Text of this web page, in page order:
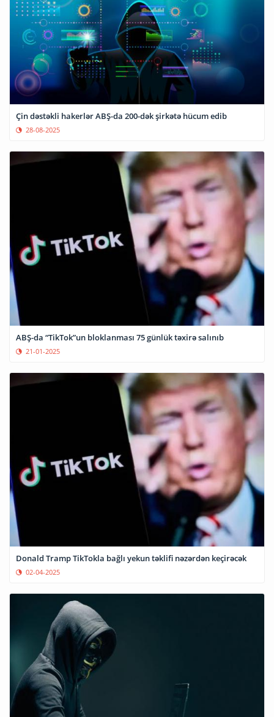
Çin dəstəkli hakerlər ABŞ-da 200-dək şirkətə hücum edib
28-08-2025
ABŞ-da “TikTok”un bloklanması 75 günlük təxirə salınıb
21-01-2025
Donald Tramp TikTokla bağlı yekun təklifi nəzərdən keçirəcək
02-04-2025